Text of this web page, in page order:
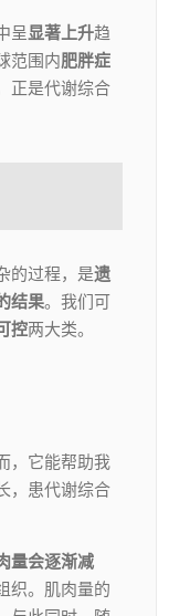
呈显著上升趋
范围内肥胖症
正是代谢综合
的过程，是遗
结果。我们可
控两大类。
，它能帮助我
，患代谢综合
量会逐渐减
织。肌肉量的